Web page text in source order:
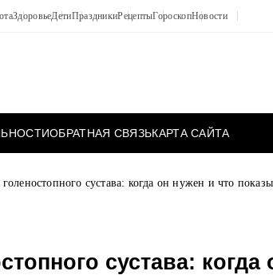
ЗдоровьеДетиПраздникиРецептыГороскопНовости
ОБРАТНАЯ СВЯЗЬКАРТА САЙТА
голеностопного сустава: когда он нужен и что
сустава: